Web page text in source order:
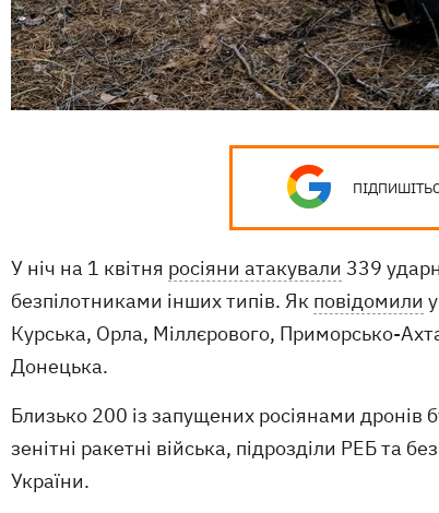
У ніч на 1 квітня росіяни атакували 339
безпілотниками інших типів. Як повідомили
Курська, Орла, Міллєрового, Приморсько-
Донецька.
Близько 200 із запущених росіянами дронів
зенітні ракетні війська, підрозділи РЕБ та
України.